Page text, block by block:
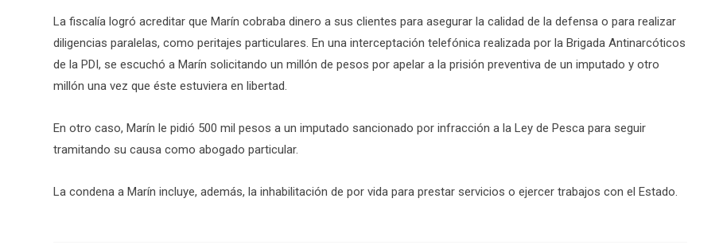
La fiscalía logró acreditar que Marín cobraba dinero a sus clientes para asegurar la calidad de la defensa o para realizar
diligencias paralelas, como peritajes particulares. En una interceptación telefónica realizada por la Brigada Antinarcóticos
de la PDI, se escuchó a Marín solicitando un millón de pesos por apelar a la prisión preventiva de un imputado y otro
millón una vez que éste estuviera en libertad.
En otro caso, Marín le pidió 500 mil pesos a un imputado sancionado por infracción a la Ley de Pesca para seguir
tramitando su causa como abogado particular.
La condena a Marín incluye, además, la inhabilitación de por vida para prestar servicios o ejercer trabajos con el Estado.